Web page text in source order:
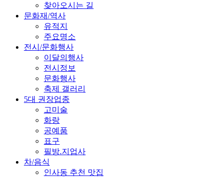
찾아오시는 길
문화재/역사
유적지
주요명소
전시/문화행사
이달의행사
전시정보
문화행사
축제 갤러리
5대 권장업종
고미술
화랑
공예품
표구
필방.지업사
차/음식
인사동 추천 맛집